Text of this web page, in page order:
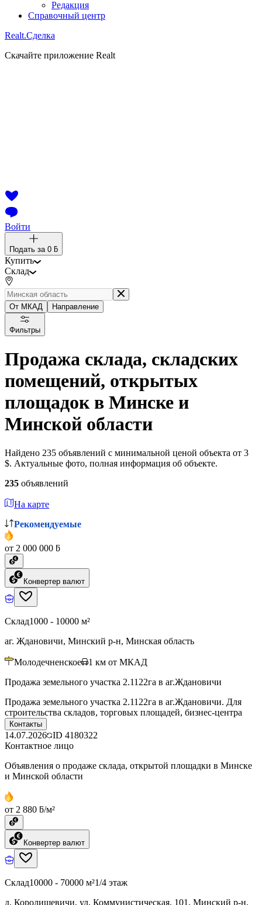
Редакция
Справочный центр
Realt.Сделка
Скачайте приложение Realt
Войти
Подать за 0 ƃ
Купить
Склад
От МКАД Направление
Фильтры
Продажа склада, складских
помещений, открытых
площадок в Минске и
Минской области
Найдено 235 объявлений с минимальной ценой объекта от 3
$. Актуальные фото, полная информация об объекте.
235 объявлений
На карте
Рекомендуемые
от 2 000 000 ƃ
Конвертер валют
Склад1000 - 10000 м²
аг. Ждановичи, Минский р-н, Минская область
Молодечненское 1 км от МКАД
Продажа земельного участка 2.1122га в аг.Ждановичи
Продажа земельного участка 2.1122га в аг.Ждановичи. Для
строительства складов, торговых площадей, бизнес-центра
Контакты
14.07.2026 ID 4180322
Контактное лицо
Объявления о продаже склада, открытой площадки в Минске
и Минской области
от 2 880 ƃ/м²
Конвертер валют
Склад10000 - 70000 м²1/4 этаж
д. Королищевичи, ул. Коммунистическая, 101, Минский р-н,